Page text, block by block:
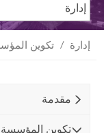
إدارة تكوين
مقدمة
تكوين المؤسسة